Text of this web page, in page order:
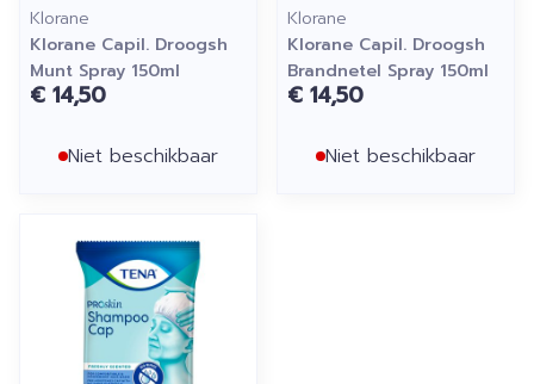
Klorane
Klorane Capil. Droogsh
Munt Spray 150ml
€ 14,50
Niet beschikbaar
Klorane
Klorane Capil. Droogsh
Brandnetel Spray 150ml
€ 14,50
Niet beschikbaar